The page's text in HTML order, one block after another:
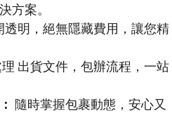
方案。
透明，絕無隱藏費用，讓您精
出貨文件，包辦流程，一站
隨時掌握包裹動態，安心又